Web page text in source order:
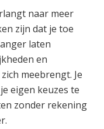
naar meer
zijn dat je toe
laten
en
meebrengt. Je
eigen keuzes te
zonder rekening